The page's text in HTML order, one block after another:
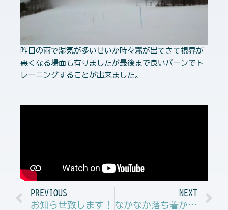
昨日の雨で湿気が多いせいか時々霧が出てきて視界が
悪くなる場面も有りましたが最後まで良いバーンでト
レーニングすることが出来ました。
Prev
PREVIOUS
お知らせ致します！
NEXT
なかなか落ち着かない平日・・・・